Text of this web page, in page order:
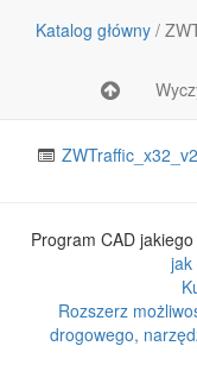
Katalog główny /
Nazwa pliku lub
Program CAD
jak
Rozszerz
drogowego,